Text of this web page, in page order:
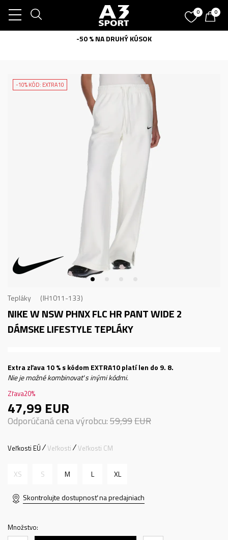
0 0
-50 % NA DRUHÝ KÚSOK
-10% KÓD: EXTRA10
Tepláky IH1011-133
NIKE W NSW PHNX FLC HR PANT WIDE 2
DÁMSKE LIFESTYLE TEPLÁKY
Extra zľava 10 % s kódom EXTRA10 platí len do 9. 8.
Nie je možné kombinovať s inými kódmi.
Zľava20%
47,99 EUR
Odporúčaná cena výrobcu:59,99EUR
Veľkosti EÚ Veľkosti Veľkosti CM
XS S M L XL
Skontrolujte dostupnosť na predajniach
Množstvo: